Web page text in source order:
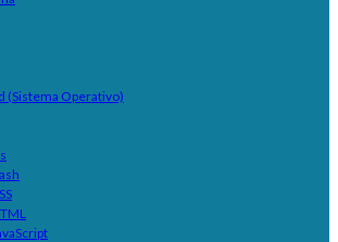
(Sistema Operativo)